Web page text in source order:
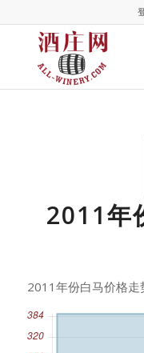
2011年
2011年份白马价格走